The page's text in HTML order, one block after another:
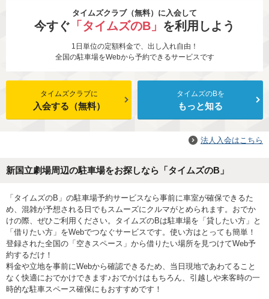
タイムズクラブ（無料）に入会して
今すぐ 「タイムズのB」 を利用しよう
1日単位の定額料金で、出し入れ自由！
全国の駐車場をWebから予約できるサービスです
タイムズクラブに
入会する（無料）
タイムズのBを
もっと知る
法人入会はこちら
新国立劇場周辺の駐車場をお探しなら「タイムズのB」
「タイムズのB」の駐車場予約サービスなら事前に車室が確保できるた
め、混雑が予想される日でもスムーズにクルマがとめられます。おでか
けの際、ぜひご利用ください。タイムズのBは駐車場を「貸したい方」と
「借りたい方」をWebでつなぐサービスです。使い方はとっても簡単！
登録された全国の「空きスペース」から借りたい場所を見つけてWeb予
約するだけ！
料金や立地を事前にWebから確認できるため、当日現地であわてること
なく快適におでかけできます♪おでかけはもちろん、引越しや来客時の一
時的な駐車スペース確保にもおすすめです！